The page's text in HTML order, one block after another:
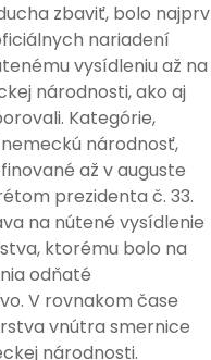
zbaviť, bolo najprv
nariadení
vysídleniu až na
národnosti, ako aj
Kategórie,
národnosť,
až v auguste
prezidenta č. 33.
na nútené vysídlenie
ktorému bolo na
odňaté
V rovnakom čase
vnútra smernice
národnosti.